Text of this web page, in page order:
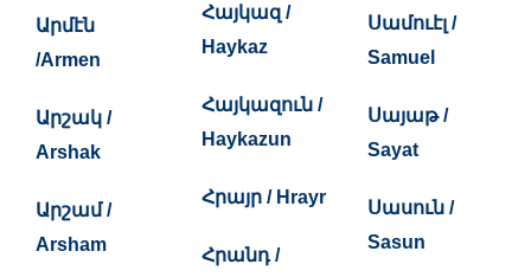
Արմէն
/Armen
Արշակ /
Arshak
Արշամ /
Arsham
Հայկազ /
Haykaz
Հայկազուն /
Haykazun
Հրայր / Hrayr
Հրանդ /
Սամուէլ /
Samuel
Սայաթ /
Sayat
Սասուն /
Sasun